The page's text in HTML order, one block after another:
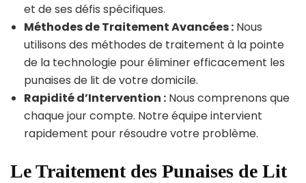
et de ses défis spécifiques.
Méthodes de Traitement Avancées : Nous
utilisons des méthodes de traitement à la pointe
de la technologie pour éliminer efficacement les
punaises de lit de votre domicile.
Rapidité d’Intervention : Nous comprenons que
chaque jour compte. Notre équipe intervient
rapidement pour résoudre votre problème.
Le Traitement des Punaises de Lit